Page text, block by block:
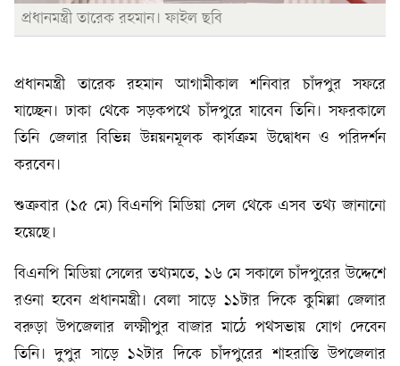
প্রধানমন্ত্রী তারেক রহমান। ফাইল ছবি
প্রধানমন্ত্রী তারেক রহমান আগামীকাল শনিবার চাঁদপুর সফরে
যাচ্ছেন। ঢাকা থেকে সড়কপথে চাঁদপুরে যাবেন তিনি। সফরকালে
তিনি জেলার বিভিন্ন উন্নয়নমূলক কার্যক্রম উদ্বোধন ও পরিদর্শন
করবেন।
শুক্রবার (১৫ মে) বিএনপি মিডিয়া সেল থেকে এসব তথ্য জানানো
হয়েছে।
বিএনপি মিডিয়া সেলের তথ্যমতে, ১৬ মে সকালে চাঁদপুরের উদ্দেশে
রওনা হবেন প্রধানমন্ত্রী। বেলা সাড়ে ১১টার দিকে কুমিল্লা জেলার
বরুড়া উপজেলার লক্ষ্মীপুর বাজার মাঠে পথসভায় যোগ দেবেন
তিনি। দুপুর সাড়ে ১২টার দিকে চাঁদপুরের শাহরাস্তি উপজেলার